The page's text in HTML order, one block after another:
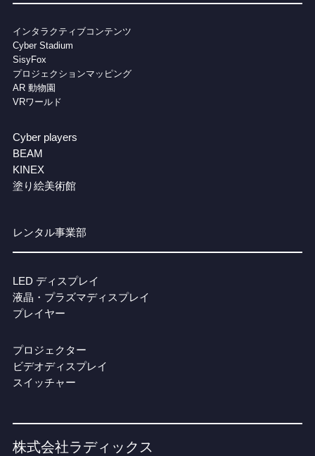
インタラクティブコンテンツ
Cyber Stadium
SisyFox
プロジェクションマッピング
AR 動物園
VRワールド
Cyber players
BEAM
KINEX
塗り絵美術館
レンタル事業部
LED ディスプレイ
液晶・プラズマディスプレイ
プレイヤー
プロジェクター
ビデオディスプレイ
スイッチャー
株式会社ラディックス